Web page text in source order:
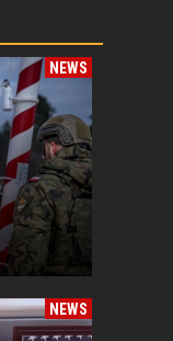
NEWS
NEWS